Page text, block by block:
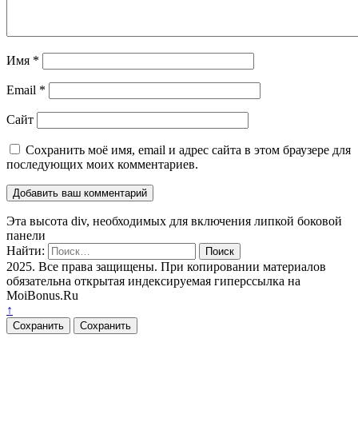
Имя *
Email *
Сайт
Сохранить моё имя, email и адрес сайта в этом браузере для
последующих моих комментариев.
Эта высота div, необходимых для включения липкой боковой
панели
Найти:
2025. Все права защищены. При копировании материалов
обязательна открытая индексируемая гиперссылка на
MoiBonus.Ru
↑